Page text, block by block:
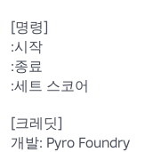
[명령]
:시작
:종료
:세트 스코어
[크레딧]
개발: Pyro Foundry